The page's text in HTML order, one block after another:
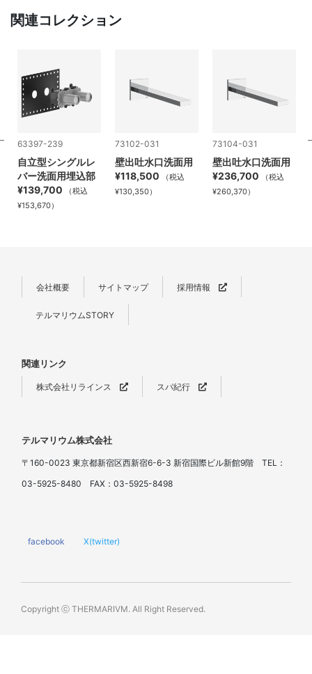
関連コレクション
63397-239
自立型シングルレ
バー洗面用埋込部
¥139,700
（税込
¥153,670）
73102-031
壁出吐水口洗面用
¥118,500
（税込
¥130,350）
73104-031
壁出吐水口洗面用
¥236,700
（税込
¥260,370）
会社概要 サイトマップ 採用情報
テルマリウムSTORY
関連リンク
株式会社リラインス スパ紀行
テルマリウム株式会社
〒160-0023 東京都新宿区西新宿6-6-3 新宿国際ビル新館9階 TEL：
03-5925-8480 FAX：03-5925-8498
facebook X(twitter)
Copyright ⓒ THERMARIVM. All Right Reserved.